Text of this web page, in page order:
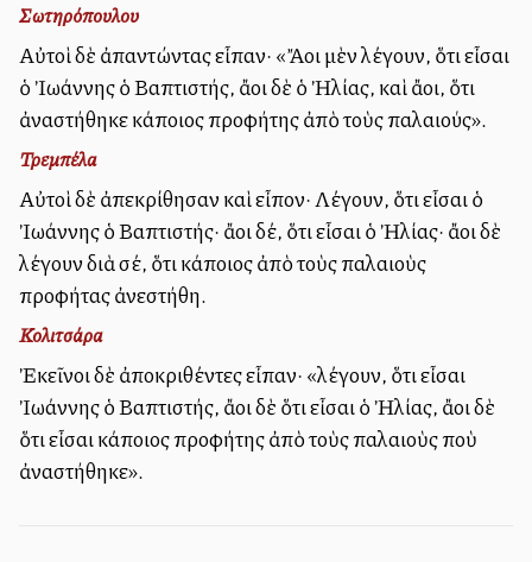
Σωτηρόπουλου
Αὐτοὶ δὲ ἀπαντώντας εἶπαν· «Ἄλλοι μὲν λέγουν, ὅτι εἶσαι
ὁ Ἰωάννης ὁ Βαπτιστής, ἄλλοι δὲ ὁ Ἠλίας, καὶ ἄλλοι, ὅτι
ἀναστήθηκε κάποιος προφήτης ἀπὸ τοὺς παλαιούς».
Τρεμπέλα
Αὐτοὶ δὲ ἀπεκρίθησαν καὶ εἶπον· Λέγουν, ὅτι εἶσαι ὁ
Ἰωάννης ὁ Βαπτιστής· ἄλλοι δέ, ὅτι εἶσαι ὁ Ἠλίας· ἄλλοι δὲ
λέγουν διὰ σέ, ὅτι κάποιος ἀπὸ τοὺς παλαιοὺς
προφήτας ἀνεστήθη.
Κολιτσάρα
Ἐκεῖνοι δὲ ἀποκριθέντες εἶπαν· «λέγουν, ὅτι εἶσαι
Ἰωάννης ὁ Βαπτιστής, ἄλλοι δὲ ὅτι εἶσαι ὁ Ἠλίας, ἄλλοι δὲ
ὅτι εἶσαι κάποιος προφήτης ἀπὸ τοὺς παλαιοὺς ποὺ
ἀναστήθηκε».